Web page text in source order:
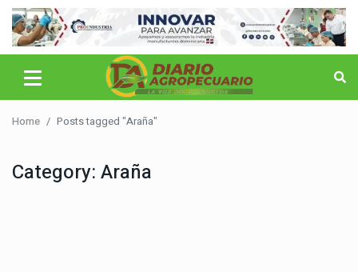
Home Posts tagged "Araña"
Category: Araña